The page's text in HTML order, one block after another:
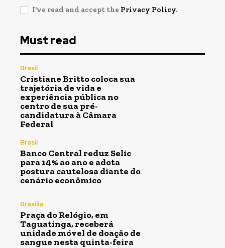
I've read and accept the Privacy Policy.
Must read
Brasil
Cristiane Britto coloca sua
trajetória de vida e
experiência pública no
centro de sua pré-
candidatura à Câmara
Federal
Brasil
Banco Central reduz Selic
para 14% ao ano e adota
postura cautelosa diante do
cenário econômico
Brasília
Praça do Relógio, em
Taguatinga, receberá
unidade móvel de doação de
sangue nesta quinta-feira